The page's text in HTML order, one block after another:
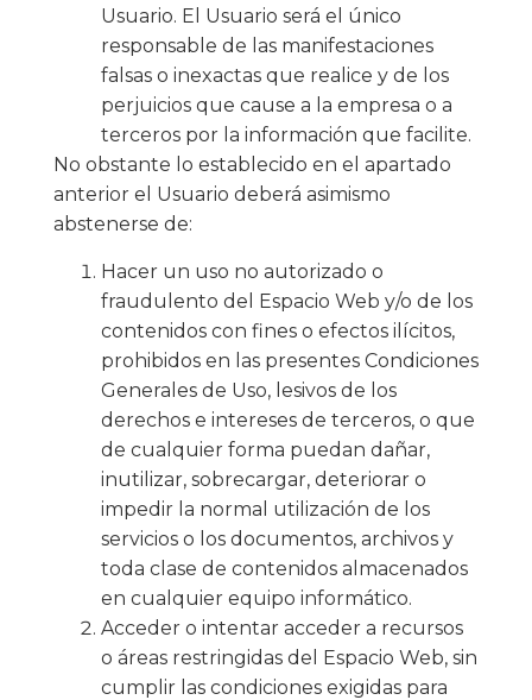
Usuario. El Usuario será el único
responsable de las manifestaciones
falsas o inexactas que realice y de los
perjuicios que cause a la empresa o a
terceros por la información que facilite.
No obstante lo establecido en el apartado
anterior el Usuario deberá asimismo
abstenerse de:
Hacer un uso no autorizado o
fraudulento del Espacio Web y/o de los
contenidos con fines o efectos ilícitos,
prohibidos en las presentes Condiciones
Generales de Uso, lesivos de los
derechos e intereses de terceros, o que
de cualquier forma puedan dañar,
inutilizar, sobrecargar, deteriorar o
impedir la normal utilización de los
servicios o los documentos, archivos y
toda clase de contenidos almacenados
en cualquier equipo informático.
Acceder o intentar acceder a recursos
o áreas restringidas del Espacio Web, sin
cumplir las condiciones exigidas para